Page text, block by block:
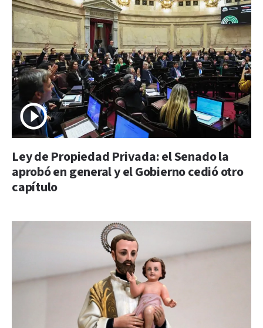
Ley de Propiedad Privada: el Senado la
aprobó en general y el Gobierno cedió otro
capítulo